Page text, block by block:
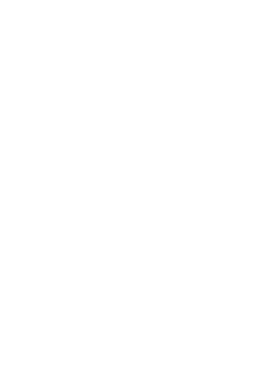
parazita i kontrolu sazrijevanja. Ima dvije različite LED
za sljedeći put kada budem komentirao.